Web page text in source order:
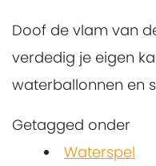
Doof de vlam van
verdedig je eigen
waterballonnen en
Getagged onder
Waterspel